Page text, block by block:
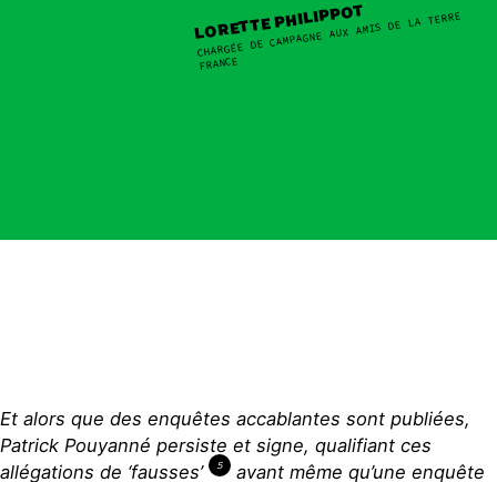
LORETTE PHILIPPOT
CHARGÉE DE CAMPAGNE AUX AMIS DE LA TERRE
FRANCE
Et alors que des enquêtes accablantes sont publiées,
Patrick Pouyanné persiste et signe, qualifiant ces
allégations de ‘fausses’
5 avant même qu’une enquête